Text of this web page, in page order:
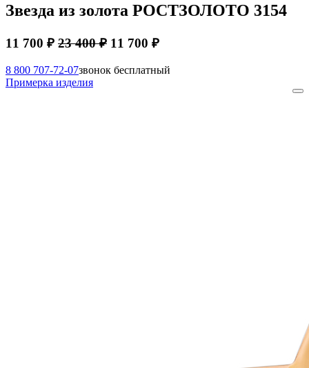
Звезда из золота РОСТЗОЛОТО 3154
11 700 ₽ 23 400 ₽ 11 700 ₽
8 800 707-72-07звонок бесплатный
Примерка изделия